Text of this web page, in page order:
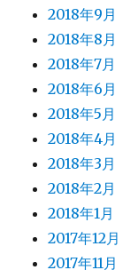
2018年9月
2018年8月
2018年7月
2018年6月
2018年5月
2018年4月
2018年3月
2018年2月
2018年1月
2017年12月
2017年11月